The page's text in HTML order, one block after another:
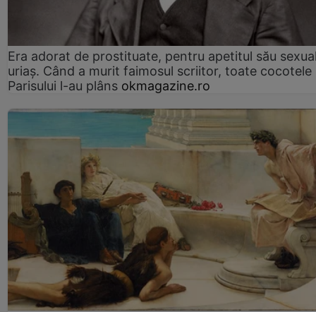
Era adorat de prostituate, pentru apetitul său
uriaș. Când a murit faimosul scriitor, toate cocotele
Parisului l-au plâns okmagazine.ro